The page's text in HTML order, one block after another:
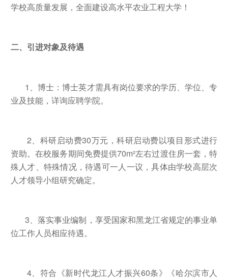
学校高质量发展，全面建设高水平农业工程大学！
二、引进对象及待遇
1、博士：博士英才需具有岗位要求的学历、学位、专
业及技能，详询应聘学院。
2、科研启动费30万元，科研启动费以项目形式进行
资助。在校服务期间免费提供70m²左右过渡住房一套，特
殊人才、特殊情况，待遇可一人一议，具体由学校高层次
人才领导小组研究确定。
3、落实事业编制，享受国家和黑龙江省规定的事业单
位工作人员相应待遇。
4、符合《新时代龙江人才振兴60条》《哈尔滨市人